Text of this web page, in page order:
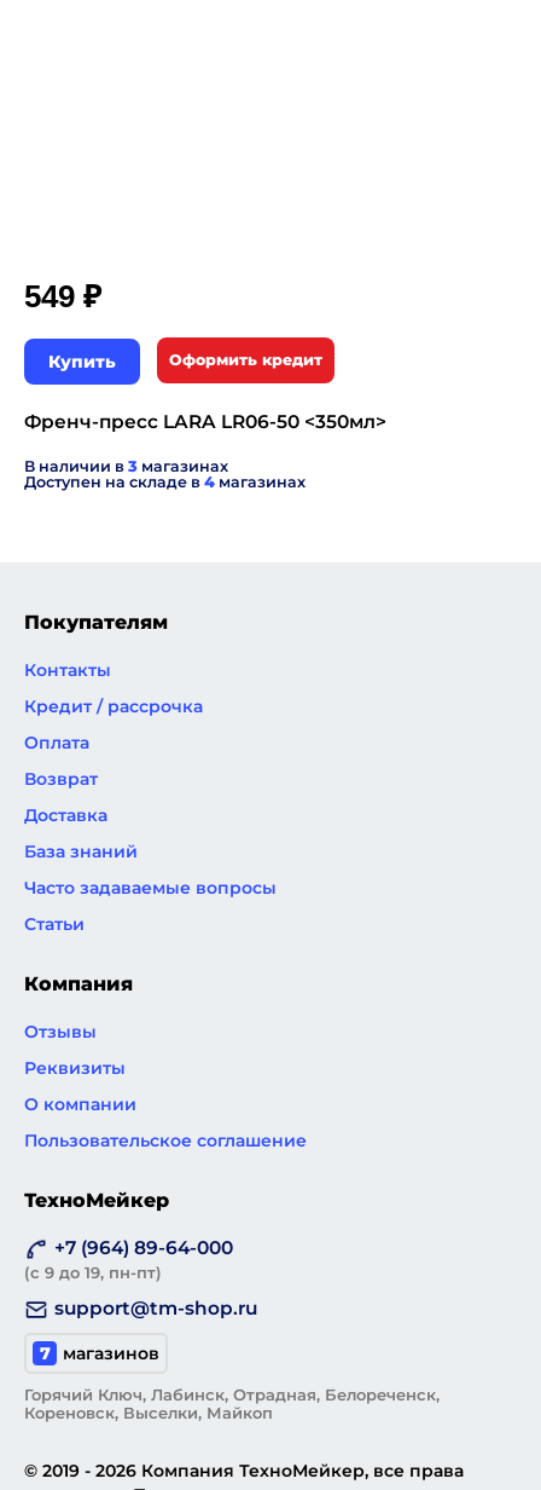
549 ₽
Купить Оформить кредит
Френч-пресс LARA LR06-50 <350мл>
В наличии в 3 магазинах
Доступен на складе в 4 магазинах
Покупателям
Контакты
Кредит / рассрочка
Оплата
Возврат
Доставка
База знаний
Часто задаваемые вопросы
Статьи
Компания
Отзывы
Реквизиты
О компании
Пользовательское соглашение
ТехноМейкер
+7 (964) 89-64-000
(с 9 до 19, пн-пт)
support@tm-shop.ru
7 магазинов
Горячий Ключ, Лабинск, Отрадная, Белореченск,
Кореновск, Выселки, Майкоп
© 2019 - 2026 Компания ТехноМейкер, все права